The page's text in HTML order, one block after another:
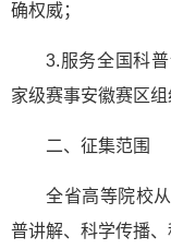
确权威；
3.服务全国科
家级赛事安徽赛区组
二、征集范围
全省高等院校
普讲解、科学传播、